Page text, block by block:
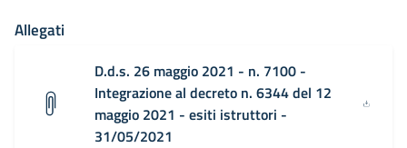
Allegati
D.d.s. 26 maggio 2021 - n. 7100 -
Integrazione al decreto n. 6344 del 12
maggio 2021 - esiti istruttori -
31/05/2021